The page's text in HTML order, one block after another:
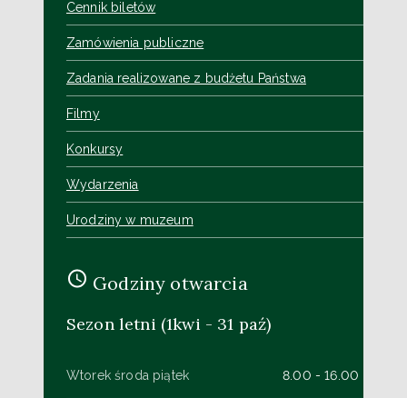
Cennik biletów
Zamówienia publiczne
Zadania realizowane z budżetu Państwa
Filmy
Konkursy
Wydarzenia
Urodziny w muzeum
Godziny otwarcia
Sezon letni (1kwi - 31 paź)
Wtorek środa piątek 8.00 - 16.00